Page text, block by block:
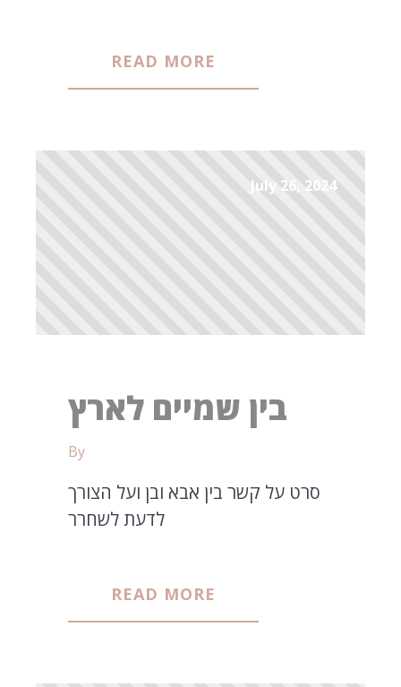
READ MORE
July 26, 2024
בין שמיים לארץ
By
סרט על קשר בין אבא ובן ועל הצורך
לדעת לשחרר
READ MORE